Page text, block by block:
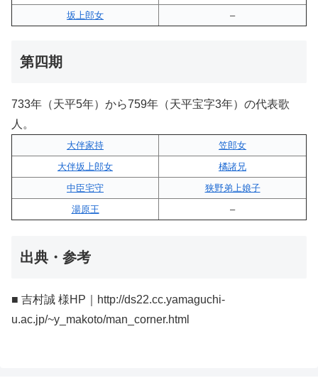
坂上郎女
–
第四期
733年（天平5年）から759年（天平宝字3年）の代表歌
人。
大伴家持
笠郎女
大伴坂上郎女
橘諸兄
中臣宅守
狭野弟上娘子
湯原王
–
出典・参考
■ 吉村誠 様HP｜http://ds22.cc.yamaguchi-
u.ac.jp/~y_makoto/man_corner.html